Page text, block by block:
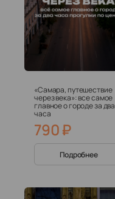
«Самара, путешествие
через века»: все самое
главное о городе за два
часа
790₽
Подробнее